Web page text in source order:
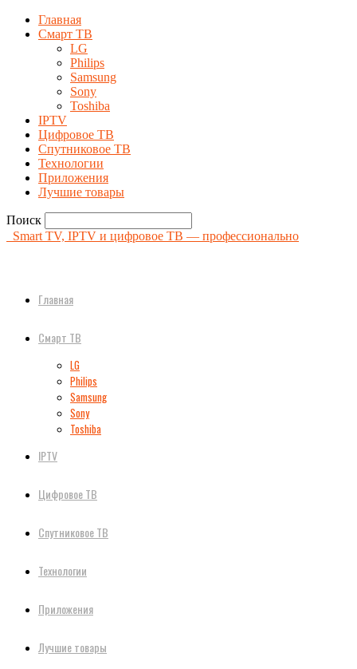
Главная
Смарт ТВ
LG
Philips
Samsung
Sony
Toshiba
IPTV
Цифровое ТВ
Спутниковое ТВ
Технологии
Приложения
Лучшие товары
Поиск
Smart TV, IPTV и цифровое ТВ — профессионально
Главная
Смарт ТВ
LG
Philips
Samsung
Sony
Toshiba
IPTV
Цифровое ТВ
Спутниковое ТВ
Технологии
Приложения
Лучшие товары